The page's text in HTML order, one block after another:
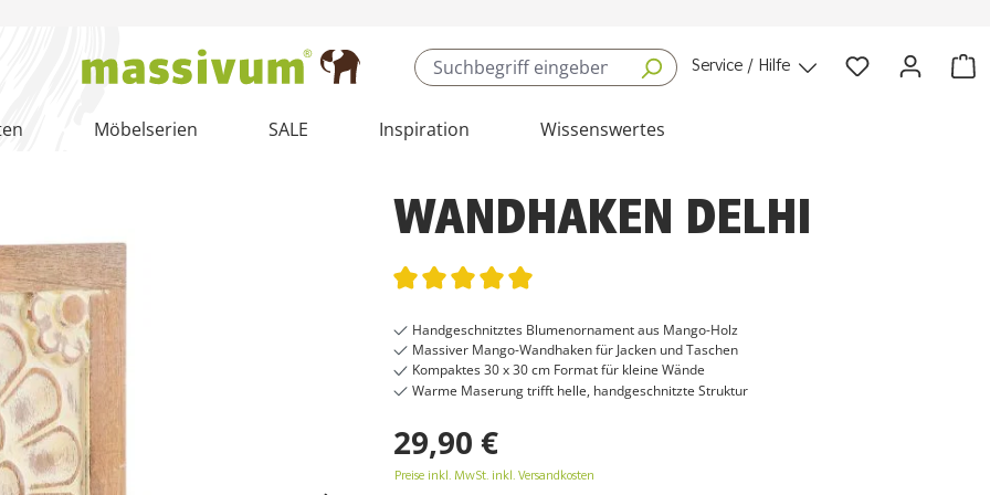
Service / Hilfe
Möbelserien SALE Inspiration
Wissenswertes
WANDHAKEN DELHI
Handgeschnitztes Blumenornament aus Mango-Holz
Massiver Mango-Wandhaken für Jacken und Taschen
Kompaktes 30 x 30 cm Format für kleine Wände
Warme Maserung trifft helle, handgeschnitzte Struktur
29,90 €
Preise inkl. MwSt. inkl. Versandkosten